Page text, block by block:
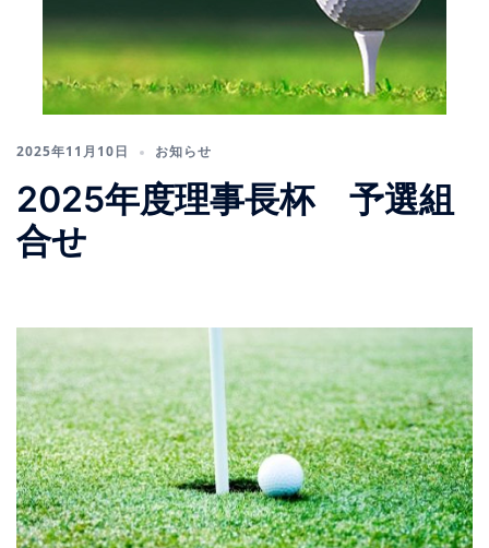
2025年11月10日 お知らせ
2025年度理事長杯 予選組
合せ